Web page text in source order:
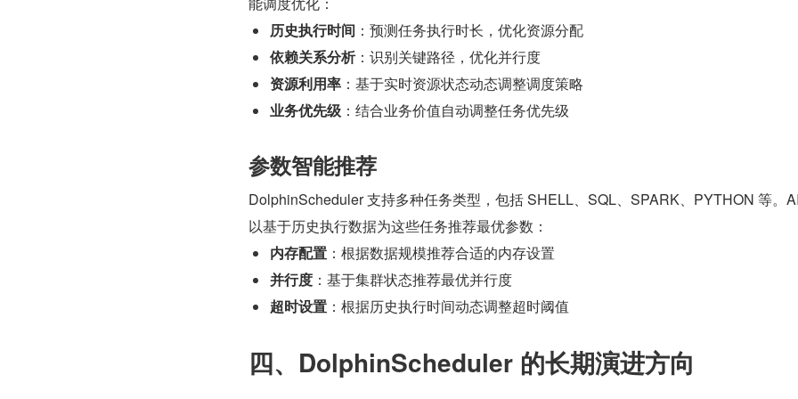
历史执行时间 ：预测任务执行时长，优化资源分配
依赖关系分析：识别关键路径，优化并行度
资源利用率 ：基于实时资源状态动态调整调度策略
业务优先级 ：结合业务价值自动调整任务优先级
参数智能推荐
DolphinScheduler 支持多种任务类型，包括 SHELL、SQL、SPARK、PYTHON 等。
以基于历史执行数据为这些任务推荐最优参数：
内存配置 ：根据数据规模推荐合适的内存设置
并行度 ：基于集群状态推荐最优并行度
超时设置 ：根据历史执行时间动态调整超时阈值
四、DolphinScheduler 的长期演进方向